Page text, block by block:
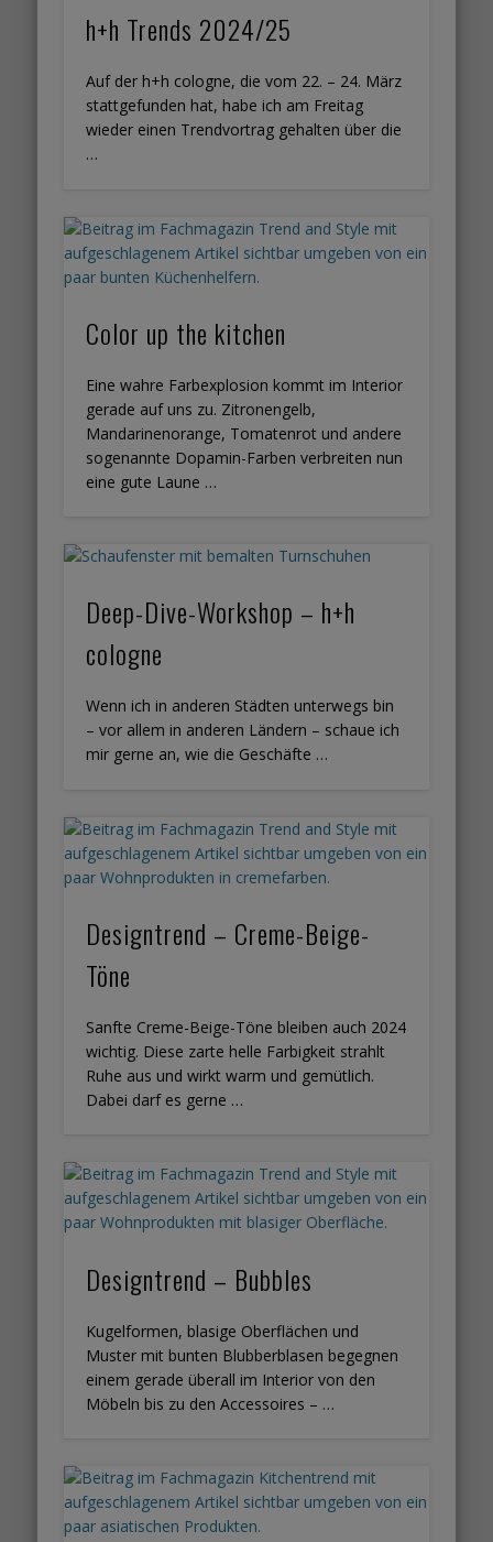
h+h Trends 2024/25
Auf der h+h cologne, die vom 22. – 24. März
stattgefunden hat, habe ich am Freitag
wieder einen Trendvortrag gehalten über die
…
Color up the kitchen
Eine wahre Farbexplosion kommt im Interior
gerade auf uns zu. Zitronengelb,
Mandarinenorange, Tomatenrot und andere
sogenannte Dopamin-Farben verbreiten nun
eine gute Laune …
Deep-Dive-Workshop – h+h
cologne
Wenn ich in anderen Städten unterwegs bin
– vor allem in anderen Ländern – schaue ich
mir gerne an, wie die Geschäfte …
Designtrend – Creme-Beige-
Töne
Sanfte Creme-Beige-Töne bleiben auch 2024
wichtig. Diese zarte helle Farbigkeit strahlt
Ruhe aus und wirkt warm und gemütlich.
Dabei darf es gerne …
Designtrend – Bubbles
Kugelformen, blasige Oberflächen und
Muster mit bunten Blubberblasen begegnen
einem gerade überall im Interior von den
Möbeln bis zu den Accessoires – …